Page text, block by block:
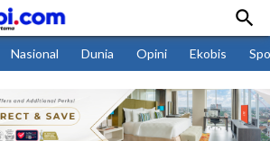

Nasional Dunia Opini Ekobis